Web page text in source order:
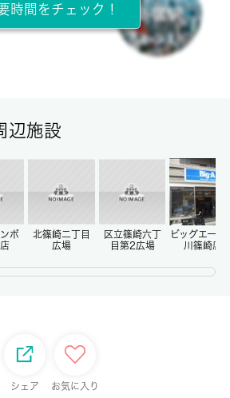
時間をチェック！
辺施設
ボ
北篠崎二丁目
広場
区立篠崎六丁
目第2広場
ビッグエー江
川篠崎店
シェア お気に入り